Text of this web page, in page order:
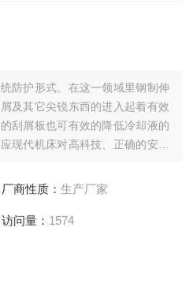
防护形式。在这一领域里钢制伸
及其它尖锐东西的进入起着有效
刮屑板也可有效的降低冷却液的
现代机床对高科技、正确的安装
厂商性质： 生产厂家
访问量： 1574